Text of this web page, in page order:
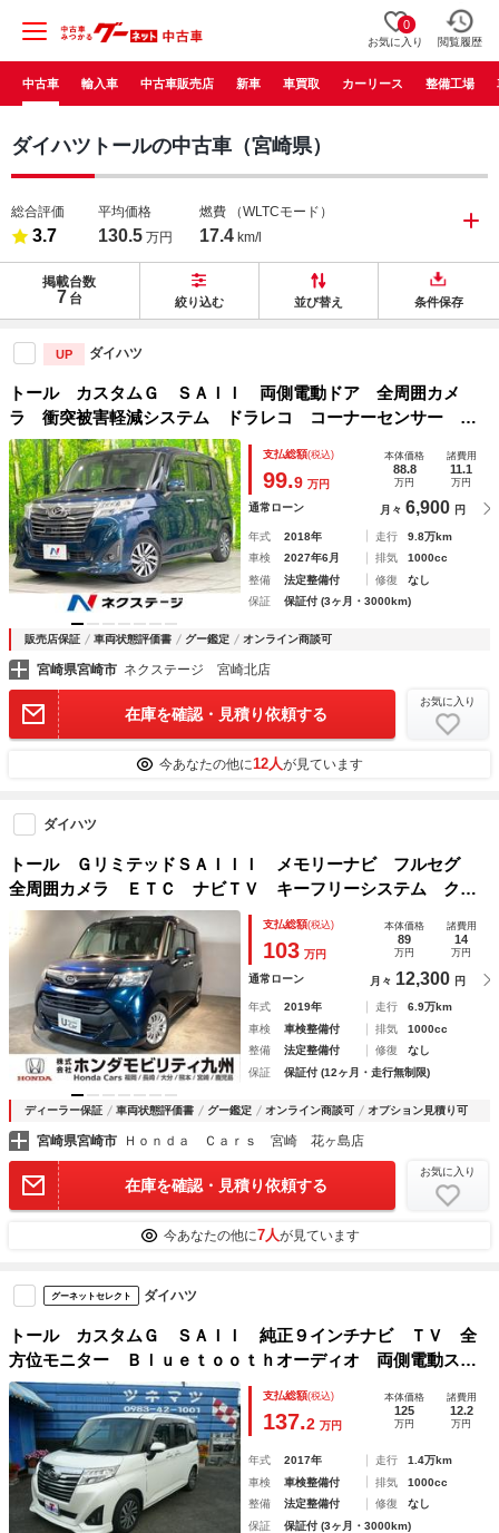
0
お気に入り 閲覧履歴
中古車 輸入車 中古車販売店 新車 車買取 カーリース 整備工場
ダイハツトールの中古車（宮崎県）
総合評価
3.7
平均価格
130.5 万円
燃費 （WLTCモード）
17.4 km/l
掲載台数
7 台 絞り込む 並び替え 条件保存
UP ダイハツ
トール カスタムＧ ＳＡＩＩ 両側電動ドア 全周囲カメ
ラ 衝突被害軽減システム ドラレコ コーナーセンサー ス
マートキー ＬＥＤヘッド ビルトインＥＴＣ クルコン オ
ートライト オートエアコン Ｂｌｕｅｔｏｏｔｈ ＣＤ
支払総額(税込)
99.9 万円
本体価格
88.8
万円
諸費用
11.1
万円
通常ローン 月々 6,900 円
年式 2018年 走行
9.8万km
車検
2027年6月 排気
1000cc
整備
法定整備付 修復
なし
保証
保証付 (3ヶ月・3000km)
販売店保証 車両状態評価書 グー鑑定 オンライン商談可
宮崎県宮崎市 ネクステージ 宮崎北店
在庫を確認・見積り依頼する
お気に入り
今あなたの他に12人が見ています
ダイハツ
トール ＧリミテッドＳＡＩＩＩ メモリーナビ フルセグ
全周囲カメラ ＥＴＣ ナビＴＶ キーフリーシステム クル
コン パノラマモニター対応 両側オートスライドドア 前席
シートヒーター ＤＶＤ オートエアコン スマートキー 衝
突軽減Ｂ
支払総額(税込)
103 万円
本体価格
89
万円
諸費用
14
万円
通常ローン 月々 12,300 円
年式 2019年 走行
6.9万km
車検
車検整備付 排気
1000cc
整備
法定整備付 修復
なし
保証
保証付 (12ヶ月・走行無制限)
ディーラー保証 車両状態評価書 グー鑑定 オンライン商談可 オプション見積り可
宮崎県宮崎市 Ｈｏｎｄａ Ｃａｒｓ 宮崎 花ヶ島店
在庫を確認・見積り依頼する
お気に入り
今あなたの他に7人が見ています
グーネットセレクト ダイハツ
トール カスタムＧ ＳＡＩＩ 純正９インチナビ ＴＶ 全
方位モニター Ｂｌｕｅｔｏｏｔｈオーディオ 両側電動スラ
イドドア ＬＥＤライト ドラレコ 電動格納ミラー スマー
トキー エンジンプッシュスタート 衝突被害軽減システム
支払総額(税込)
137.2 万円
本体価格
125
万円
諸費用
12.2
万円
年式 2017年 走行
1.4万km
車検
車検整備付 排気
1000cc
整備
法定整備付 修復
なし
保証
保証付 (3ヶ月・3000km)